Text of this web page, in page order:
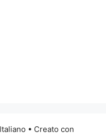
• Creato con